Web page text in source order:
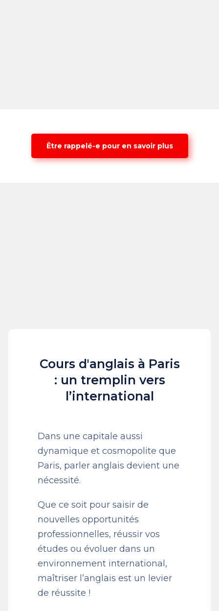
Être rappelé-e pour en savoir plus
Cours d'anglais à Paris
: un tremplin vers
l’international
Dans une capitale aussi
dynamique et cosmopolite que
Paris, parler anglais devient une
nécessité.
Que ce soit pour saisir de
nouvelles opportunités
professionnelles, réussir vos
études ou évoluer dans un
environnement international,
maîtriser l’anglais est un levier
de réussite !